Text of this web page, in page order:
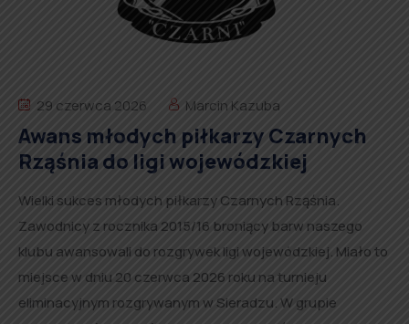
29 czerwca 2026 Marcin Kazuba
Awans młodych piłkarzy Czarnych
Rząśnia do ligi wojewódzkiej
Wielki sukces młodych piłkarzy Czarnych Rząśnia.
Zawodnicy z rocznika 2015/16 broniący barw naszego
klubu awansowali do rozgrywek ligi wojewódzkiej. Miało to
miejsce w dniu 20 czerwca 2026 roku na turnieju
eliminacyjnym rozgrywanym w Sieradzu. W grupie